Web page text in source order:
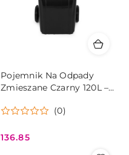
Pojemnik Na Odpady
Zmieszane Czarny 120L –
(0)
Cena:
136.85